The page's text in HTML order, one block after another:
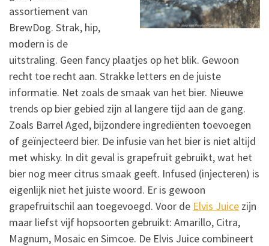
assortiement van
BrewDog. Strak, hip,
modern is de
uitstraling. Geen fancy plaatjes op het blik. Gewoon
recht toe recht aan. Strakke letters en de juiste
informatie. Net zoals de smaak van het bier. Nieuwe
trends op bier gebied zijn al langere tijd aan de gang.
Zoals Barrel Aged, bijzondere ingrediënten toevoegen
of geïnjecteerd bier. De infusie van het bier is niet altijd
met whisky. In dit geval is grapefruit gebruikt, wat het
bier nog meer citrus smaak geeft. Infused (injecteren) is
eigenlijk niet het juiste woord. Er is gewoon
grapefruitschil aan toegevoegd. Voor de Elvis Juice zijn
maar liefst vijf hopsoorten gebruikt: Amarillo, Citra,
Magnum, Mosaic en Simcoe. De Elvis Juice combineert